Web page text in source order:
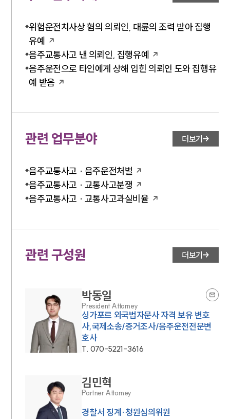
위험운전치사상 혐의 의뢰인, 대륜의 조력 받아 집행
유예
음주교통사고 낸 의뢰인, 집행유예
음주운전으로 타인에게 상해 입힌 의뢰인 도와 집행유
예 받음
관련 업무분야 더보기
음주교통사고 · 음주운전처벌
음주교통사고 · 교통사고분쟁
음주교통사고 · 교통사고과실비율
관련 구성원 더보기
박동일
President Attorney
싱가포르 외국법자문사 자격 보유 변호
사,국제소송/증거조사/음주운전전문변
호사
T. 070-5221-3616
김민혁
Partner Attorney
경찰서 징계·청원심의위원